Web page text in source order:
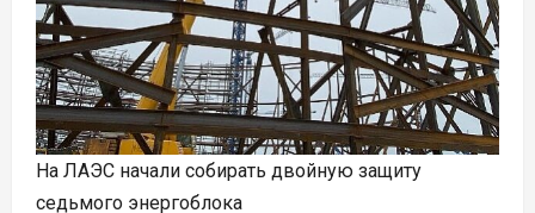
На ЛАЭС начали собирать двойную защиту
седьмого энергоблока